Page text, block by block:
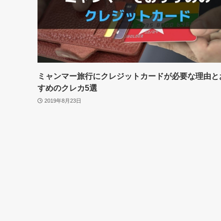
ミャンマー旅行にクレジットカードが必要な理由と
すめのクレカ5選
2019年8月23日